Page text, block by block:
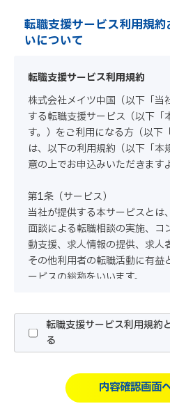
転職支援サービス利用規
いについて
転職支援サービス利用規約
株式会社メイツ中国（以下「当
する転職支援サービス（以下「
す。）をご利用になる方（以下
は、以下の利用規約（以下「本
意の上でお申込みいただきます
第1条（サービス）
当社が提供する本サービスとは
面談による転職相談の実施、コ
動支援、求人情報の提供、求人
その他利用者の転職活動に有益
ービスの総称をいいます。
1.利用者は、本サービス利用
が指定する所定の方法で行うも
2.利用者は、本サービスの利用
職業紹介事業の運営につ
するものとします。
3.当社は、本サービスの申込者
転職支援サービス利用規約
る
内容確認画面